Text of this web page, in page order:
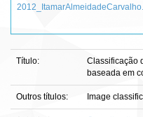
Título:
Classificação
baseada em
Outros títulos: Image